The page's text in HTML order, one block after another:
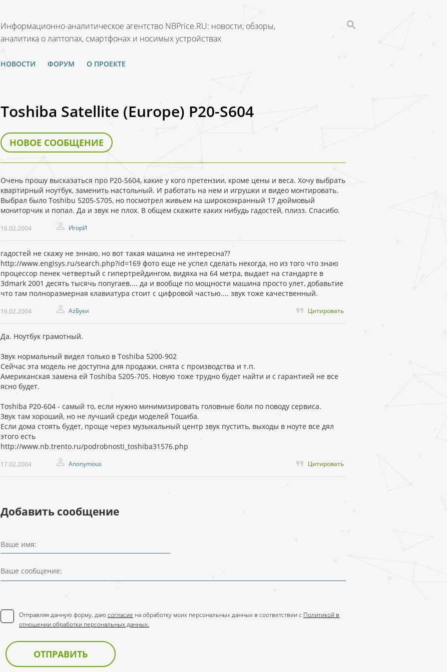
Информационно-аналитическое агентство NBPrice.RU: новости, обзоры,
аналитика о лаптопах, смартфонах и носимых устройствах
НОВОСТИ ФОРУМ О ПРОЕКТЕ
Toshiba Satellite (Europe) P20-S604
НОВОЕ СООБЩЕНИЕ
Очень прошу высказаться про Р20-S604, какие у кого претензии, кроме цены и веса. Хочу выбрать
квартирный ноутбук, заменить настольный. И работать на нем и игрушки и видео монтировать.
Выбрал было Toshibu 5205-S705, но посмотрел живьем на широкоэкранный 17 дюймовый
мониторчик и попал. Да и звук не плох. В общем скажите каких нибудь гадостей, плизз. Спасибо.
16.02.2004 ИгорИ
гадостей не скажу не зннаю, но вот такая машина не интересна??
http://www.engisys.ru/search.php?id=169 фото еще не успел сделать некогда, но из того что знаю
процессор пенек четвертый с гипертрейдингом, видяха на 64 метра, выдает на стандарте в
3dmark 2001 десять тысячь попугаев.... да и вообще по мощности машина просто улет, добавьтие
что там полноразмерная клавиатура стоит с цифровой частью.... звук тоже качественный.
16.02.2004 AzБуки Цитировать
Да. Ноутбук грамотный.
Звук нормальный видел только в Toshiba 5200-902
Сейчас эта модель не доступна для продажи, снята с производства и т.п.
Американская замена ей Toshiba 5205-705. Новую тоже трудно будет найти и с гарантией не все
ясно будет.
Toshiba P20-604 - самый то, если нужно минимизировать головные боли по поводу сервиса.
Звук там хороший, но не лучший среди моделей Тошиба.
Если дома стоять будет, проще через музыкальный центр звук пустить, выходы в ноуте все дял
этого есть
http://www.nb.trento.ru/podrobnosti_toshiba31576.php
17.02.2004 Anonymous Цитировать
Добавить сообщение
Ваше имя:
Ваше сообщение:
Отправляя данную форму, даю согласие на обработку моих персональных данных в соответствии с Политикой в
отношении обработки персональных данных.
ОТПРАВИТЬ